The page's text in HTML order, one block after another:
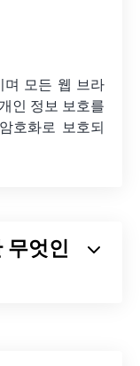
며 모든 웹 브라
인 정보 보호를
호화로 보호되
무엇인